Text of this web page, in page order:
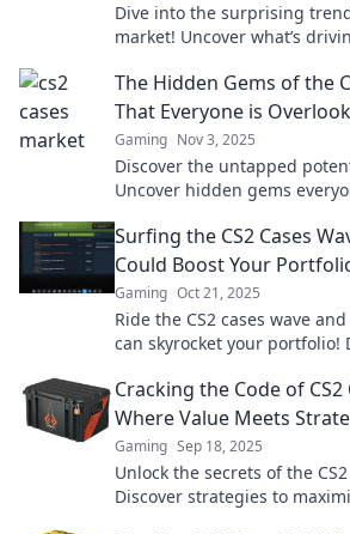
Dive into the surprising
market! Uncover what’s
The Hidden Gems of the
That Everyone is
Gaming Nov 3, 2025
Discover the untapped
Uncover hidden gems
Surfing the CS2 Cases
Could Boost Your
Gaming Oct 21, 2025
Ride the CS2 cases wave
can skyrocket your portfolio!
Cracking the Code of
Where Value Meets
Gaming Sep 18, 2025
Unlock the secrets of the
Discover strategies to